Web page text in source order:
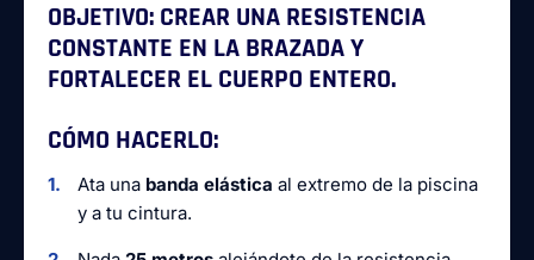
OBJETIVO: CREAR UNA RESISTENCIA
CONSTANTE EN LA BRAZADA Y
FORTALECER EL CUERPO ENTERO.
CÓMO HACERLO:
Ata una banda elástica al extremo de la piscina
y a tu cintura.